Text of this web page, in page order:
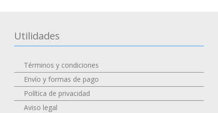
Utilidades
Términos y condiciones
Envío y formas de pago
Política de privacidad
Aviso legal